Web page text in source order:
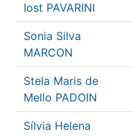
Iost PAVARINI
Sonia Silva
MARCON
Stela Maris de
Mello PADOIN
Sílvia Helena